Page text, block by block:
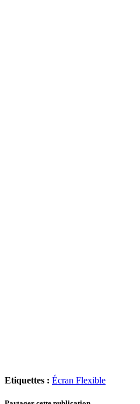
Etiquettes : Écran Flexible